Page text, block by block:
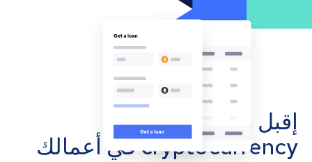
إقبل مدفوعات
cryptocurrency في أعمالك